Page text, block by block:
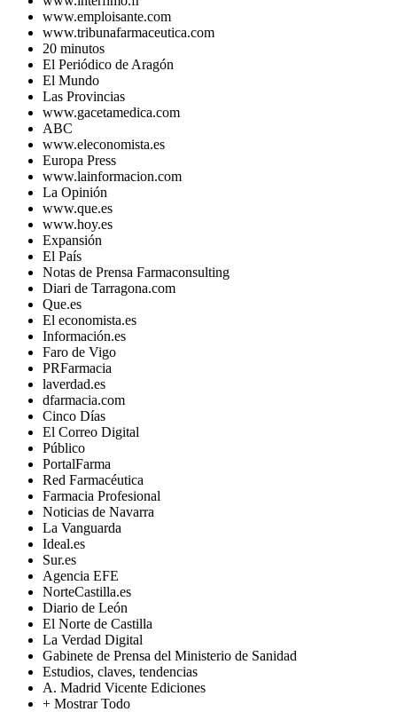
www.emploisante.com
www.tribunafarmaceutica.com
20 minutos
El Periódico de Aragón
El Mundo
Las Provincias
www.gacetamedica.com
ABC
www.eleconomista.es
Europa Press
www.lainformacion.com
La Opinión
www.que.es
www.hoy.es
Expansión
El País
Notas de Prensa Farmaconsulting
Diari de Tarragona.com
Que.es
El economista.es
Información.es
Faro de Vigo
PRFarmacia
laverdad.es
dfarmacia.com
Cinco Días
El Correo Digital
Público
PortalFarma
Red Farmacéutica
Farmacia Profesional
Noticias de Navarra
La Vanguarda
Ideal.es
Sur.es
Agencia EFE
NorteCastilla.es
Diario de León
El Norte de Castilla
La Verdad Digital
Gabinete de Prensa del Ministerio de Sanidad
Estudios, claves, tendencias
A. Madrid Vicente Ediciones
+ Mostrar Todo